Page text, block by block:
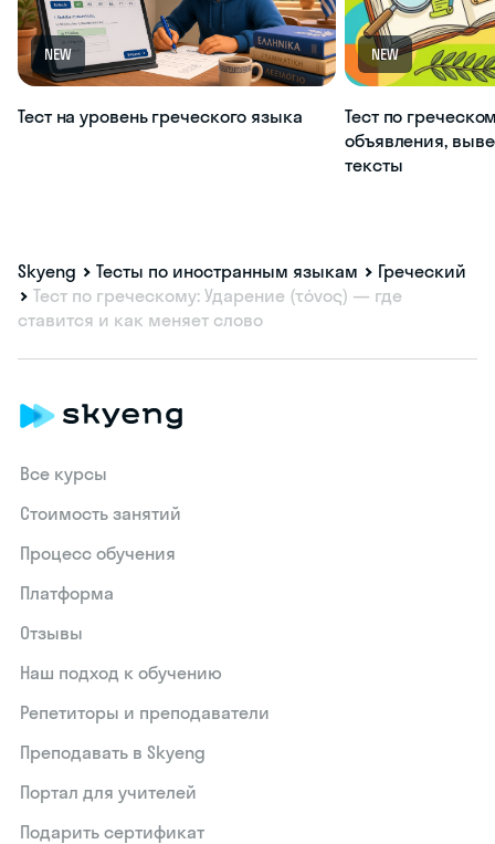
NEW
Тест на уровень греческого языка
NEW
Тест по
объявления,
тексты
Skyeng Тесты по иностранным языкам
Греческий
Тест по греческому: Ударение (τόνος) — где
ставится и как меняет слово
Все курсы
Стоимость занятий
Процесс обучения
Платформа
Отзывы
Наш подход к обучению
Репетиторы и преподаватели
Преподавать в Skyeng
Портал для учителей
Подарить сертификат